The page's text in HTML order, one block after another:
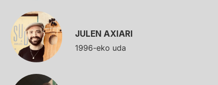
JULEN AXIARI
1996-eko uda